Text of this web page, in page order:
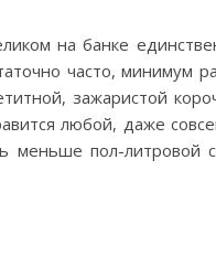
на банке
часто, минимум
зажаристой
любой, даже
меньше пол-литровой